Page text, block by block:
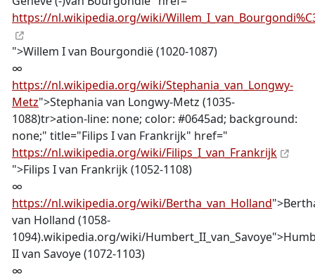
https://nl.wikipedia.org/wiki/
">Willem I van Bourgondië (1020-1087)
∞
https://nl.wikipedia.org/wiki/Stephania_van_Longwy-
Metz">Stephania van Longwy-Metz (1035-
1088)tr>ation-line: none; color: #0645ad; background:
none;" title="Filips I van Frankrijk" href="
https://nl.wikipedia.org/wiki/Filips_I_van_Frankrijk
">Filips I van Frankrijk (1052-1108)
∞
https://nl.wikipedia.org/wiki/Bertha_van_Holland
van Holland (1058-
1094).wikipedia.org/wiki/
II van Savoye (1072-1103)
∞